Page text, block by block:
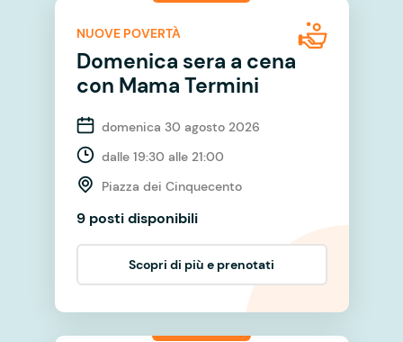
NUOVE POVERTÀ
Domenica sera a cena
con Mama Termini
domenica 30 agosto 2026
dalle 19:30 alle 21:00
Piazza dei Cinquecento
9 posti disponibili
Scopri di più e prenotati